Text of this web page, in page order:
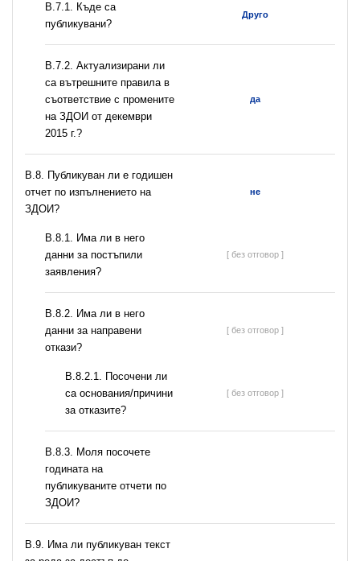
В.7.1. Къде са
публикувани?
Друго
В.7.2. Актуализирани ли
са вътрешните правила в
съответствие с промените
на ЗДОИ от декември
2015 г.?
да
В.8. Публикуван ли е годишен
отчет по изпълнението на
ЗДОИ?
не
В.8.1. Има ли в него
данни за постъпили
заявления?
[ без отговор ]
В.8.2. Има ли в него
данни за направени
откази?
[ без отговор ]
В.8.2.1. Посочени ли
са основания/причини
за отказите?
[ без отговор ]
В.8.3. Моля посочете
годината на
публикуваните отчети по
ЗДОИ?
В.9. Има ли публикуван текст